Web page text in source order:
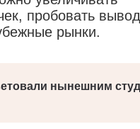
пробовать
рынки.
нынешним